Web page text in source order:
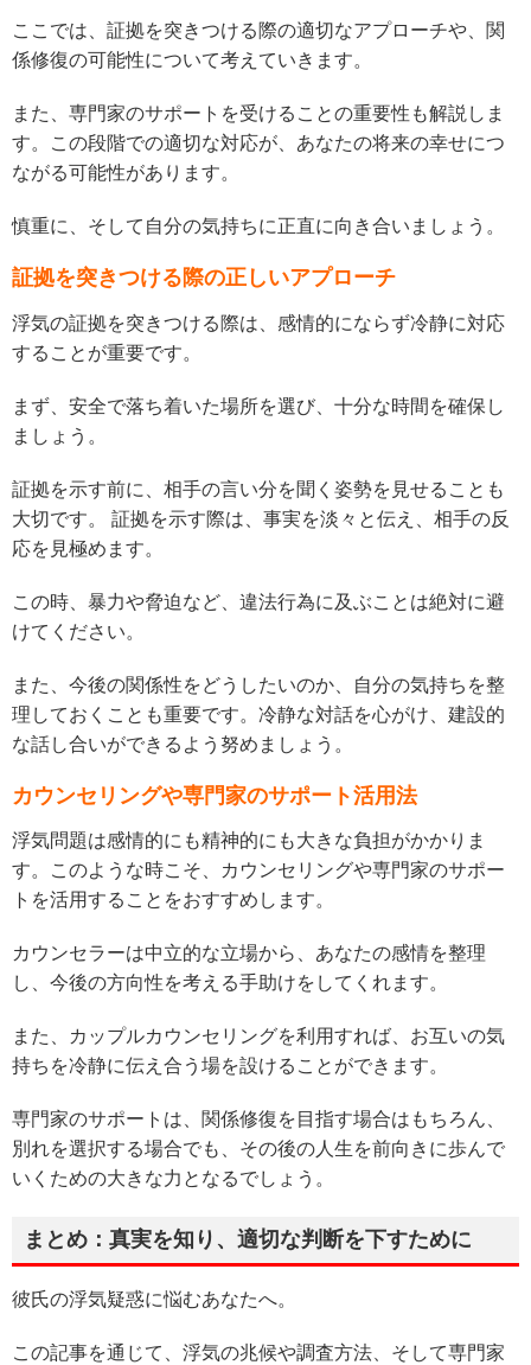
ここでは、証拠を突きつける際の適切なアプローチや、関
係修復の可能性について考えていきます。
また、専門家のサポートを受けることの重要性も解説しま
す。この段階での適切な対応が、あなたの将来の幸せにつ
ながる可能性があります。
慎重に、そして自分の気持ちに正直に向き合いましょう。
証拠を突きつける際の正しいアプローチ
浮気の証拠を突きつける際は、感情的にならず冷静に対応
することが重要です。
まず、安全で落ち着いた場所を選び、十分な時間を確保し
ましょう。
証拠を示す前に、相手の言い分を聞く姿勢を見せることも
大切です。 証拠を示す際は、事実を淡々と伝え、相手の反
応を見極めます。
この時、暴力や脅迫など、違法行為に及ぶことは絶対に避
けてください。
また、今後の関係性をどうしたいのか、自分の気持ちを整
理しておくことも重要です。冷静な対話を心がけ、建設的
な話し合いができるよう努めましょう。
カウンセリングや専門家のサポート活用法
浮気問題は感情的にも精神的にも大きな負担がかかりま
す。このような時こそ、カウンセリングや専門家のサポー
トを活用することをおすすめします。
カウンセラーは中立的な立場から、あなたの感情を整理
し、今後の方向性を考える手助けをしてくれます。
また、カップルカウンセリングを利用すれば、お互いの気
持ちを冷静に伝え合う場を設けることができます。
専門家のサポートは、関係修復を目指す場合はもちろん、
別れを選択する場合でも、その後の人生を前向きに歩んで
いくための大きな力となるでしょう。
まとめ：真実を知り、適切な判断を下すために
彼氏の浮気疑惑に悩むあなたへ。
この記事を通じて、浮気の兆候や調査方法、そして専門家